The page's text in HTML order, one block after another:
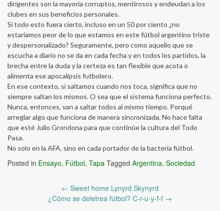
dirigentes son la mayoría corruptos, mentirosos y endeudan a los
clubes en sus beneficios personales.
Si todo esto fuera cierto, incluso en un 50 por ciento ¿no
estaríamos peor de lo que estamos en este fútbol argentino triste
y despersonalizado? Seguramente, pero como aquello que se
escucha a diario no se da en cada fecha y en todos los partidos, la
brecha entre la duda y la certeza es tan flexible que acota o
alimenta ese apocalipsis futbolero.
En ese contexto, si saltamos cuando nos toca, significa que no
siempre saltan los mismos. O sea que el sistema funciona perfecto.
Nunca, entonces, van a saltar todos al mismo tiempo. Porqué
arreglar algo que funciona de manera sincronizada. No hace falta
que esté Julio Grondona para que continúe la cultura del Todo
Pasa.
No solo en la AFA, sino en cada portador de la bacteria fútbol.
Posted in Ensayo, Fútbol, Tapa Tagged Argentina, Sociedad
← Sweet home Lynyrd Skynyrd
¿Cómo se deletrea fútbol? C-r-u-y-f-f →